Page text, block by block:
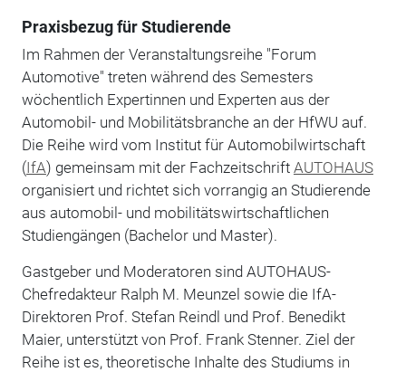
Praxisbezug für Studierende
Im Rahmen der Veranstaltungsreihe "Forum
Automotive" treten während des Semesters
wöchentlich Expertinnen und Experten aus der
Automobil- und Mobilitätsbranche an der HfWU auf.
Die Reihe wird vom Institut für Automobilwirtschaft
(IfA) gemeinsam mit der Fachzeitschrift AUTOHAUS
organisiert und richtet sich vorrangig an Studierende
aus automobil- und mobilitätswirtschaftlichen
Studiengängen (Bachelor und Master).
Gastgeber und Moderatoren sind AUTOHAUS-
Chefredakteur Ralph M. Meunzel sowie die IfA-
Direktoren Prof. Stefan Reindl und Prof. Benedikt
Maier, unterstützt von Prof. Frank Stenner. Ziel der
Reihe ist es, theoretische Inhalte des Studiums in